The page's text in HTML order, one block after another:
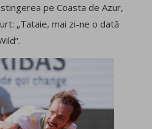
pe Coasta de Azur,
„Tataie, mai zi-ne o dată